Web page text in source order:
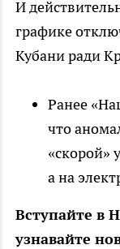
И
графике
Кубани ради
Ранее
что
«скорой»
а на
Вступайте в
узнавайте